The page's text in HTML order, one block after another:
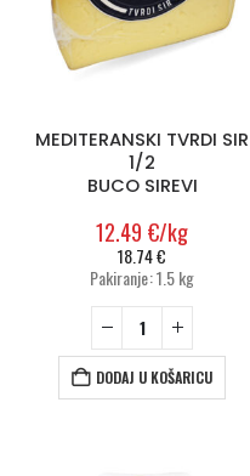
MEDITERANSKI TVRDI SIR
1/2
BUCO SIREVI
12.49 €/kg
18.74€
Pakiranje: 1.5 kg
DODAJ U KOŠARICU